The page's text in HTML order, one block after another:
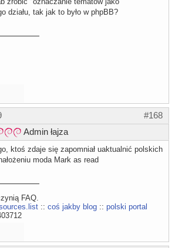
działu, tak jak to było w phpBB?
#168
Admin łajza
ktoś zdaje się zapomniał uaktualnić polskich
moda Mark as read
FAQ.
:: coś jakby blog :: polski portal